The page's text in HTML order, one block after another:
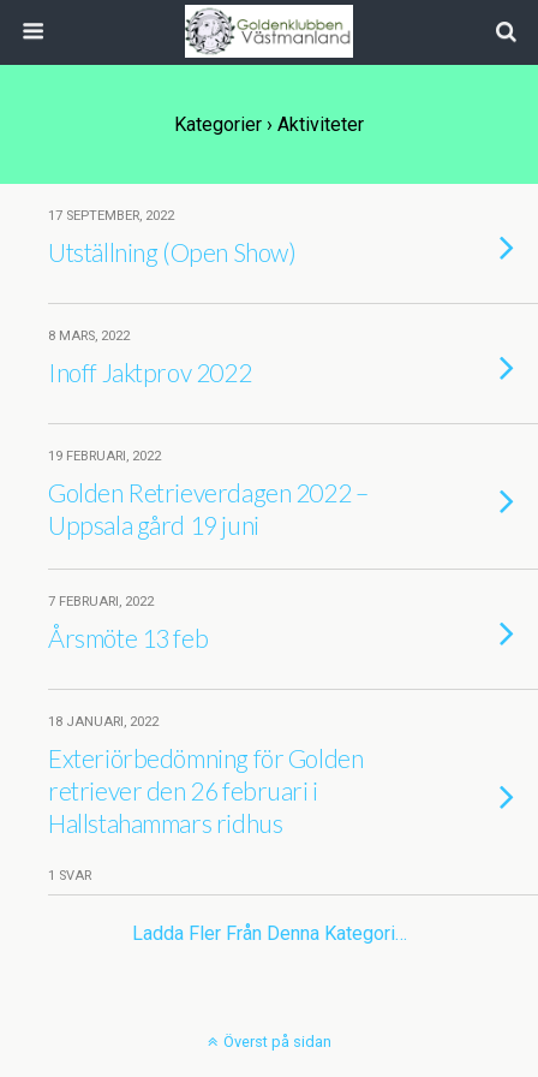
Kategorier › Aktiviteter
17 SEPTEMBER, 2022
Utställning (Open Show)
8 MARS, 2022
Inoff Jaktprov 2022
19 FEBRUARI, 2022
Golden Retrieverdagen 2022 –
Uppsala gård 19 juni
7 FEBRUARI, 2022
Årsmöte 13 feb
18 JANUARI, 2022
Exteriörbedömning för Golden
retriever den 26 februari i
Hallstahammars ridhus
1 SVAR
Ladda Fler Från Denna Kategori…
Överst på sidan